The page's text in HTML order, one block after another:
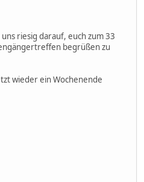
riesig darauf, euch zum 33
begrüßen zu
wieder ein Wochenende